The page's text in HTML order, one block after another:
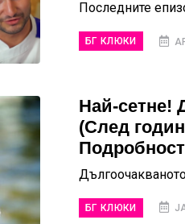
Последните
БГ КЛЮКИ
Най-сетне!
(След
БГ КЛЮКИ